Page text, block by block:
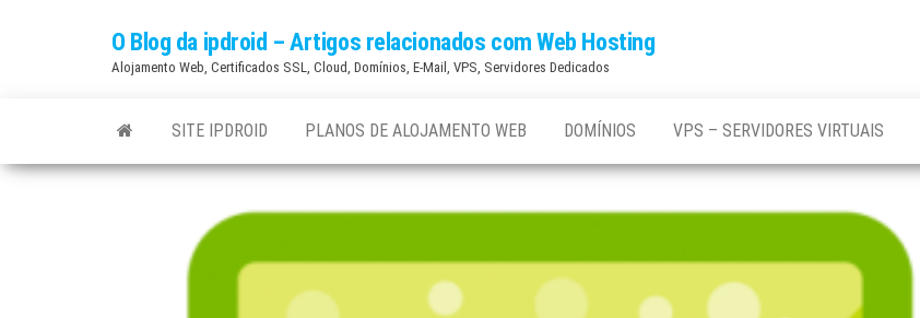
O Blog da ipdroid – Artigos relacionados com Web Hosting
Alojamento Web, Certificados SSL, Cloud, Domínios, E-Mail, VPS, Servidores Dedicados
SITE IPDROID PLANOS DE ALOJAMENTO WEB DOMÍNIOS VPS – SERVIDORES VIRTUAIS